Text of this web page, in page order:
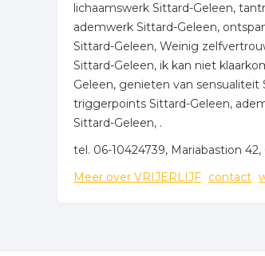
lichaamswerk Sittard-Geleen,
ademwerk Sittard-Geleen,
Sittard-Geleen, Weinig
Sittard-Geleen, ik kan niet
Geleen, genieten van
triggerpoints Sittard-Geleen,
Sittard-Geleen, .
tel. 06-10424739, Mariabastion
Meer over VRIJERLIJF contact